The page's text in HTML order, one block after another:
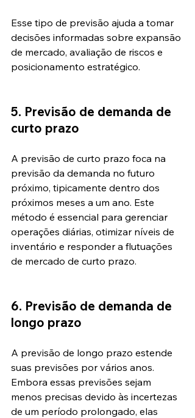
Esse tipo de previsão ajuda a tomar
decisões informadas sobre expansão
de mercado, avaliação de riscos e
posicionamento estratégico.
5. Previsão de demanda de
curto prazo
A previsão de curto prazo foca na
previsão da demanda no futuro
próximo, tipicamente dentro dos
próximos meses a um ano. Este
método é essencial para gerenciar
operações diárias, otimizar níveis de
inventário e responder a flutuações
de mercado de curto prazo.
6. Previsão de demanda de
longo prazo
A previsão de longo prazo estende
suas previsões por vários anos.
Embora essas previsões sejam
menos precisas devido às incertezas
de um período prolongado, elas